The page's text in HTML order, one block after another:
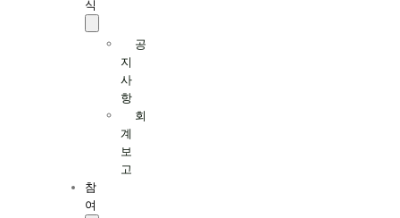
식
공
지
사
항
회
계
보
고
참
여